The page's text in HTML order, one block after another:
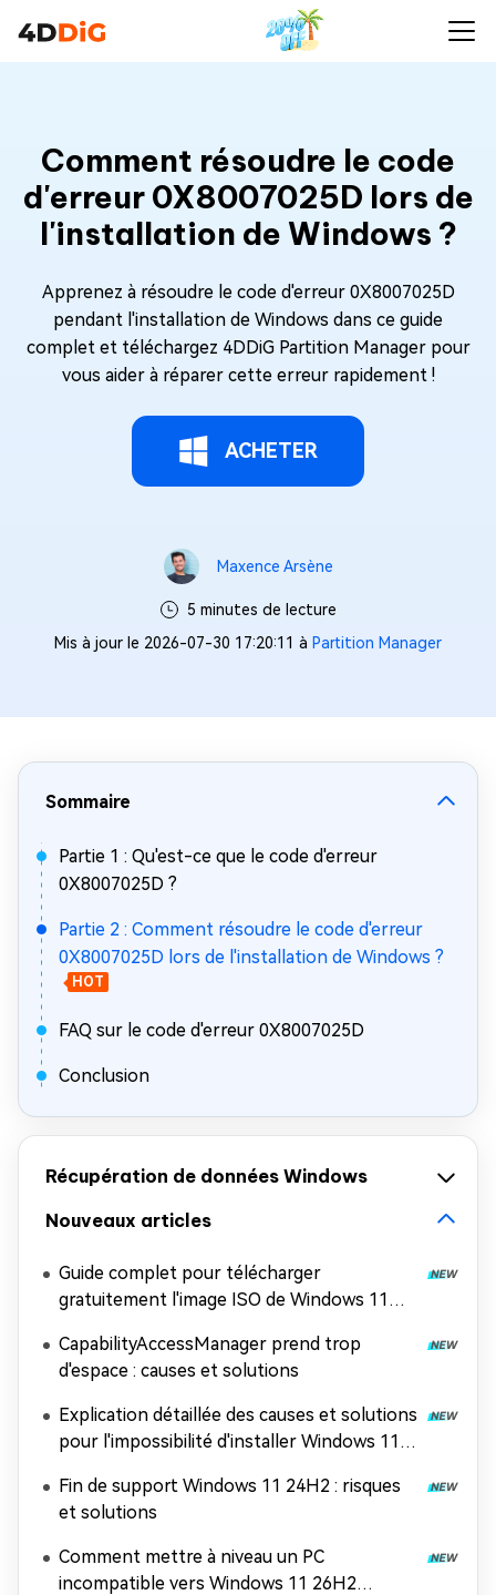
Comment résoudre le code
d'erreur 0X8007025D lors de
l'installation de Windows ?
Apprenez à résoudre le code d'erreur 0X8007025D
pendant l'installation de Windows dans ce guide
complet et téléchargez 4DDiG Partition Manager pour
vous aider à réparer cette erreur rapidement !
ACHETER
Maxence Arsène
5 minutes de lecture
Mis à jour le 2026-07-30 17:20:11 à Partition Manager
Sommaire
Partie 1 : Qu'est-ce que le code d'erreur
0X8007025D ?
Partie 2 : Comment résoudre le code d'erreur
0X8007025D lors de l'installation de Windows ?
HOT
FAQ sur le code d'erreur 0X8007025D
Conclusion
Récupération de données Windows
Nouveaux articles
Guide complet pour télécharger
gratuitement l'image ISO de Windows 11
CapabilityAccessManager prend trop
d'espace : causes et solutions
Explication détaillée des causes et solutions
pour l'impossibilité d'installer Windows 11
Fin de support Windows 11 24H2 : risques
et solutions
Comment mettre à niveau un PC
incompatible vers Windows 11 26H2